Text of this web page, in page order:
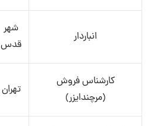
انباردار
شهر
قدس
کارشناس فروش
(مرچندایزر)
تهران